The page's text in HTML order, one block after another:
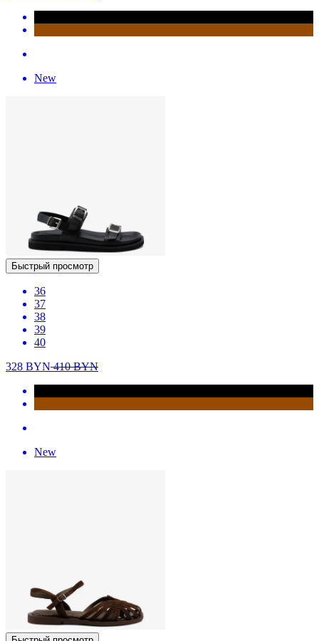
New
Быстрый просмотр
36
37
38
39
40
328 BYN410BYN
New